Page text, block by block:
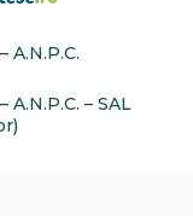
A.N.P.C.
A.N.P.C. – SAL